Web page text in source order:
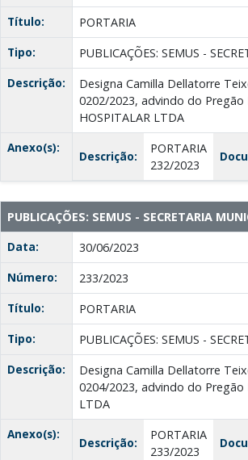
Título:
PORTARIA
Tipo:
PUBLICAÇÕES: SEMUS -
Descrição:
Designa Camilla Dellatorre
0202/2023, advindo do Pregão
HOSPITALAR LTDA
Anexo(s):
Descrição:
PORTARIA
232/2023
PUBLICAÇÕES: SEMUS - SECRETARIA
Data:
30/06/2023
Número:
233/2023
Título:
PORTARIA
Tipo:
PUBLICAÇÕES: SEMUS -
Descrição:
Designa Camilla Dellatorre
0204/2023, advindo do Pregão
LTDA
Anexo(s):
Descrição:
PORTARIA
233/2023